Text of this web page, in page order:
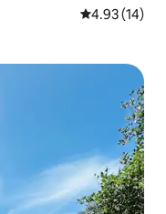
平均评分
4.93 (14)